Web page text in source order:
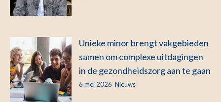
Unieke minor brengt vakgebieden
samen om complexe uitdagingen
in de gezondheidszorg aan te gaan
6 mei 2026 Nieuws